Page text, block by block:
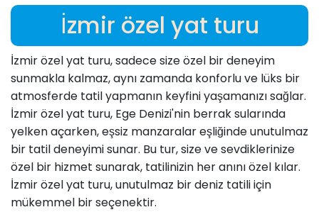
İzmir özel yat turu
İzmir özel yat turu, sadece size özel bir deneyim
sunmakla kalmaz, aynı zamanda konforlu ve lüks bir
atmosferde tatil yapmanın keyfini yaşamanızı sağlar.
İzmir özel yat turu, Ege Denizi'nin berrak sularında
yelken açarken, eşsiz manzaralar eşliğinde unutulmaz
bir tatil deneyimi sunar. Bu tur, size ve sevdiklerinize
özel bir hizmet sunarak, tatilinizin her anını özel kılar.
İzmir özel yat turu, unutulmaz bir deniz tatili için
mükemmel bir seçenektir.